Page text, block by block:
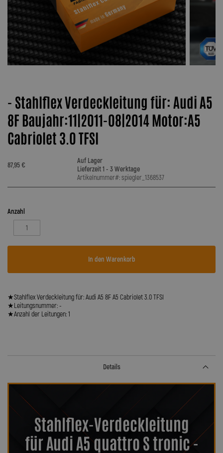
- Stahlflex Verdeckleitung für: Audi A5
8F Baujahr:11|2011-08|2014 Motor:A5
Cabriolet 3.0 TFSI
87,95 €
Auf Lager
Lieferzeit 1 - 3 Werktage
Artikelnummer#: spiegler_1368537
Anzahl
In den Warenkorb
★Stahlflex Verdeckleitung für: Audi A5 8F A5 Cabriolet 3.0 TFSI
★Leitungsnummer: -
★Anzahl der Leitungen: 1
Details
Stahlflex-Verdeckleitung
für Audi A5 quattro S tronic -